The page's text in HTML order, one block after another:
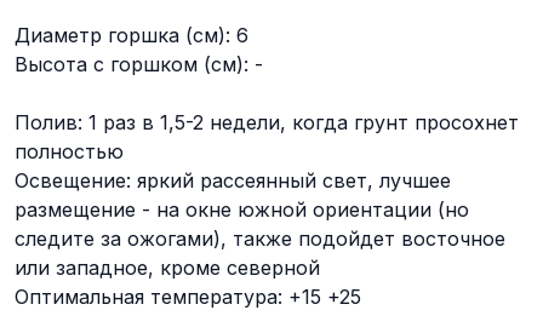
Диаметр горшка (см): 6
Высота с горшком (см): -
Полив: 1 раз в 1,5-2 недели, когда грунт просохнет
полностью
Освещение: яркий рассеянный свет, лучшее
размещение - на окне южной ориентации (но
следите за ожогами), также подойдет восточное
или западное, кроме северной
Оптимальная температура: +15 +25